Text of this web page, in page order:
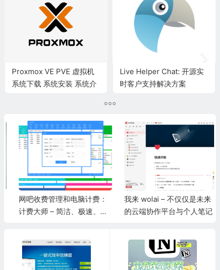
Proxmox VE PVE 虚拟机
系统下载 系统安装 系统介
Live Helper Chat: 开源实
时客户支持解决方案
网吧收费管理和电脑计费：
计费大师 – 简洁、极速、免
我来 wolai – 不仅仅是未来
的云端协作平台与个人笔记